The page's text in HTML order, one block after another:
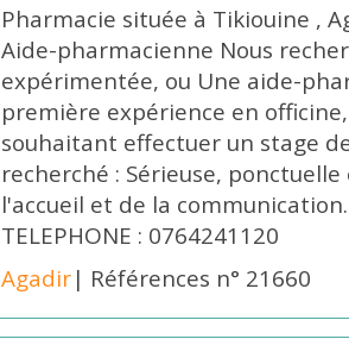
Pharmacie située à Tikiouine ,
Aide-pharmacienne Nous
expérimentée, ou Une aide-
première expérience en
souhaitant effectuer un stage
recherché : Sérieuse,
l'accueil et de la
TELEPHONE : 0764241120
Agadir| Références n° 21660